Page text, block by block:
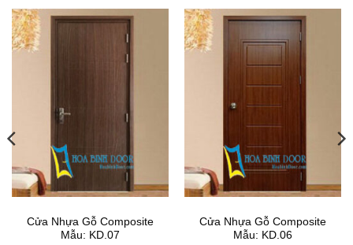
Cửa Nhựa Gỗ Composite
Mẫu: KD.07
Cửa Nhựa Gỗ Composite
Mẫu: KD.06